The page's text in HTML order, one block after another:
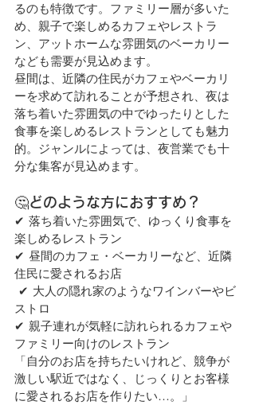
るのも特徴です。ファミリー層が多いた
め、親子で楽しめるカフェやレストラ
ン、アットホームな雰囲気のベーカリー
なども需要が見込めます。
昼間は、近隣の住民がカフェやベーカリ
ーを求めて訪れることが予想され、夜は
落ち着いた雰囲気の中でゆったりとした
食事を楽しめるレストランとしても魅力
的。ジャンルによっては、夜営業でも十
分な集客が見込めます。
🤔どのような方におすすめ？
✔ 落ち着いた雰囲気で、ゆっくり食事を
楽しめるレストラン
✔ 昼間のカフェ・ベーカリーなど、近隣
住民に愛されるお店
ストロ
✔ 親子連れが気軽に訪れられるカフェや
ファミリー向けのレストラン
「自分のお店を持ちたいけれど、競争が
激しい駅近ではなく、じっくりとお客様
に愛されるお店を作りたい…。」